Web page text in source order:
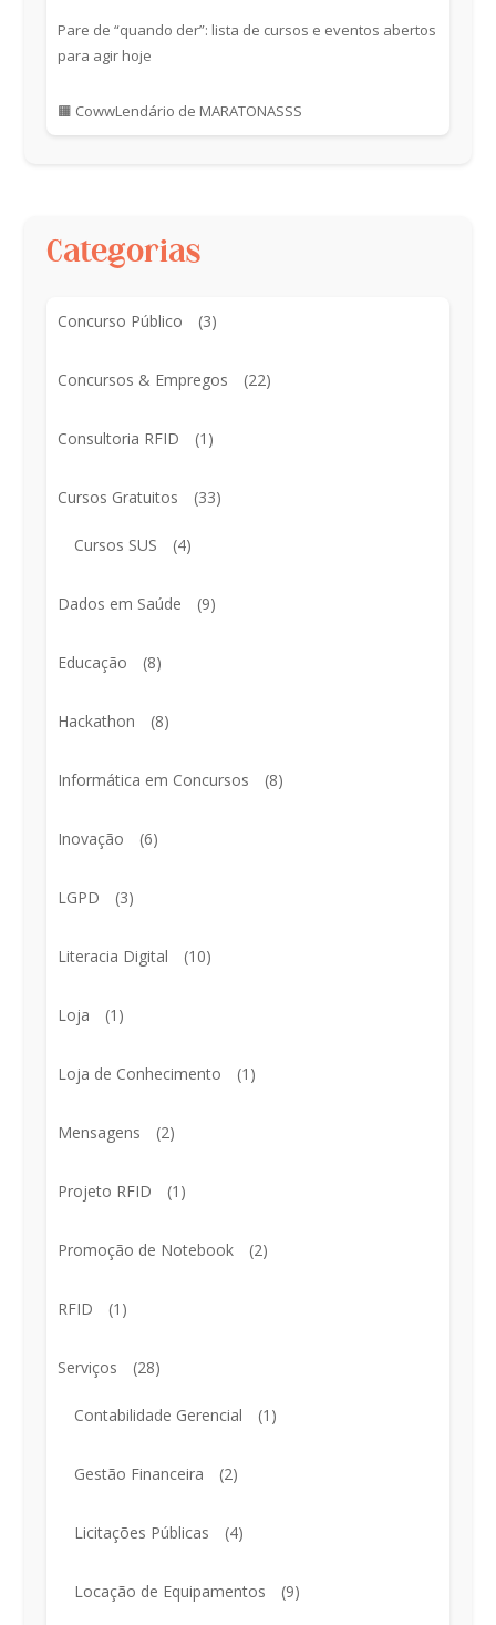
Pare de “quando der”: lista de cursos e eventos abertos
para agir hoje
🟧 CowwLendário de MARATONASSS
Categorias
Concurso Público (3)
Concursos & Empregos (22)
Consultoria RFID (1)
Cursos Gratuitos (33)
Cursos SUS (4)
Dados em Saúde (9)
Educação (8)
Hackathon (8)
Informática em Concursos (8)
Inovação (6)
LGPD (3)
Literacia Digital (10)
Loja (1)
Loja de Conhecimento (1)
Mensagens (2)
Projeto RFID (1)
Promoção de Notebook (2)
RFID (1)
Serviços (28)
Contabilidade Gerencial (1)
Gestão Financeira (2)
Licitações Públicas (4)
Locação de Equipamentos (9)